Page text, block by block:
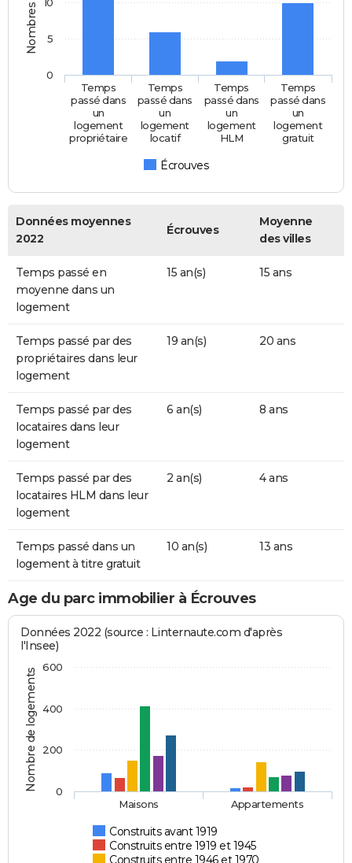
Écrouves
Temps
passé dans
un
logement
propriétaire
Temps
passé dans
un
logement
locatif
Temps
passé dans
un
logement
HLM
Temps
passé dans
un
logement
gratuit
0
5
Données moyennes
2022
Écrouves
Moyenne
des villes
Temps passé en
moyenne dans un
logement
15 an(s) 15 ans
Temps passé par des
propriétaires dans leur
logement
19 an(s) 20 ans
Temps passé par des
locataires dans leur
logement
6 an(s) 8 ans
Temps passé par des
locataires HLM dans leur
logement
2 an(s) 4 ans
Temps passé dans un
logement à titre gratuit
10 an(s) 13 ans
Age du parc immobilier à Écrouves
Nombre de logements
Données 2022 (source : Linternaute.com d'après
l'Insee)
Construits avant 1919
Construits entre 1919 et 1945
Construits entre 1946 et 1970
Maisons Appartements
0
200
400
600